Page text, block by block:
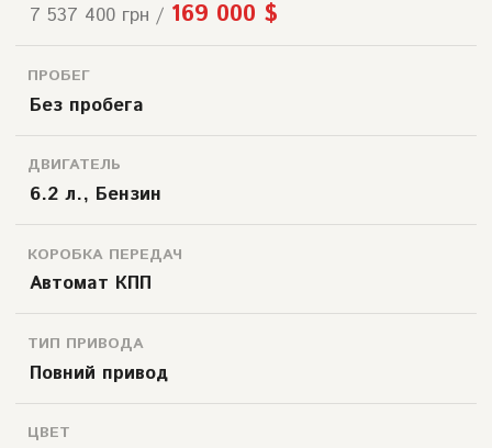
7 537 400 грн / 169 000 $
ПРОБЕГ
Без пробега
ДВИГАТЕЛЬ
6.2 л., Бензин
КОРОБКА ПЕРЕДАЧ
Автомат КПП
ТИП ПРИВОДА
Повний привод
ЦВЕТ